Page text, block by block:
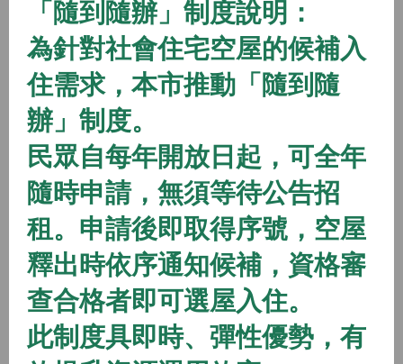
開放中 隨到隨辦 住宅
(115年隨到隨辦)八德一號社會住宅
2026/01/01 08:00 ~
開放中 隨到隨辦
(115年隨到隨辦)八德二號社會住宅
2026/01/01 08:00 ~
開放中 隨到隨辦 住宅
(115年隨到隨辦)八德三號社會住宅
2026/01/01 08:00 ~
「隨到隨辦」制度說明：
為針對社會住宅空屋的候補入
住需求，本市推動「隨到隨
辦」制度。
民眾自每年開放日起，可全年
隨時申請，無須等待公告招
租。申請後即取得序號，空屋
釋出時依序通知候補，資格審
查合格者即可選屋入住。
此制度具即時、彈性優勢，有